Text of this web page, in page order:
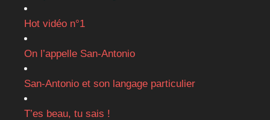
Hot vidéo n°1
On l’appelle San-Antonio
San-Antonio et son langage particulier
T’es beau, tu sais !